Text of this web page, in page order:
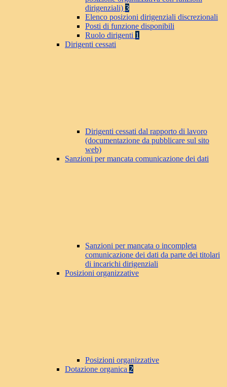
dirigenziali) 3
Elenco posizioni dirigenziali discrezionali
Posti di funzione disponibili
Ruolo dirigenti 1
Dirigenti cessati
Dirigenti cessati dal rapporto di lavoro
(documentazione da pubblicare sul sito
web)
Sanzioni per mancata comunicazione dei dati
Sanzioni per mancata o incompleta
comunicazione dei dati da parte dei titolari
di incarichi dirigenziali
Posizioni organizzative
Posizioni organizzative
Dotazione organica 2